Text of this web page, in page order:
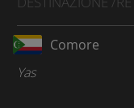
Comore
Yas